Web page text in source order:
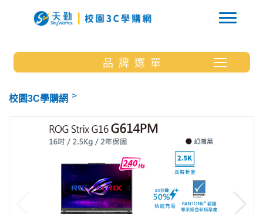
品 牌 選 單
校園3C學購網